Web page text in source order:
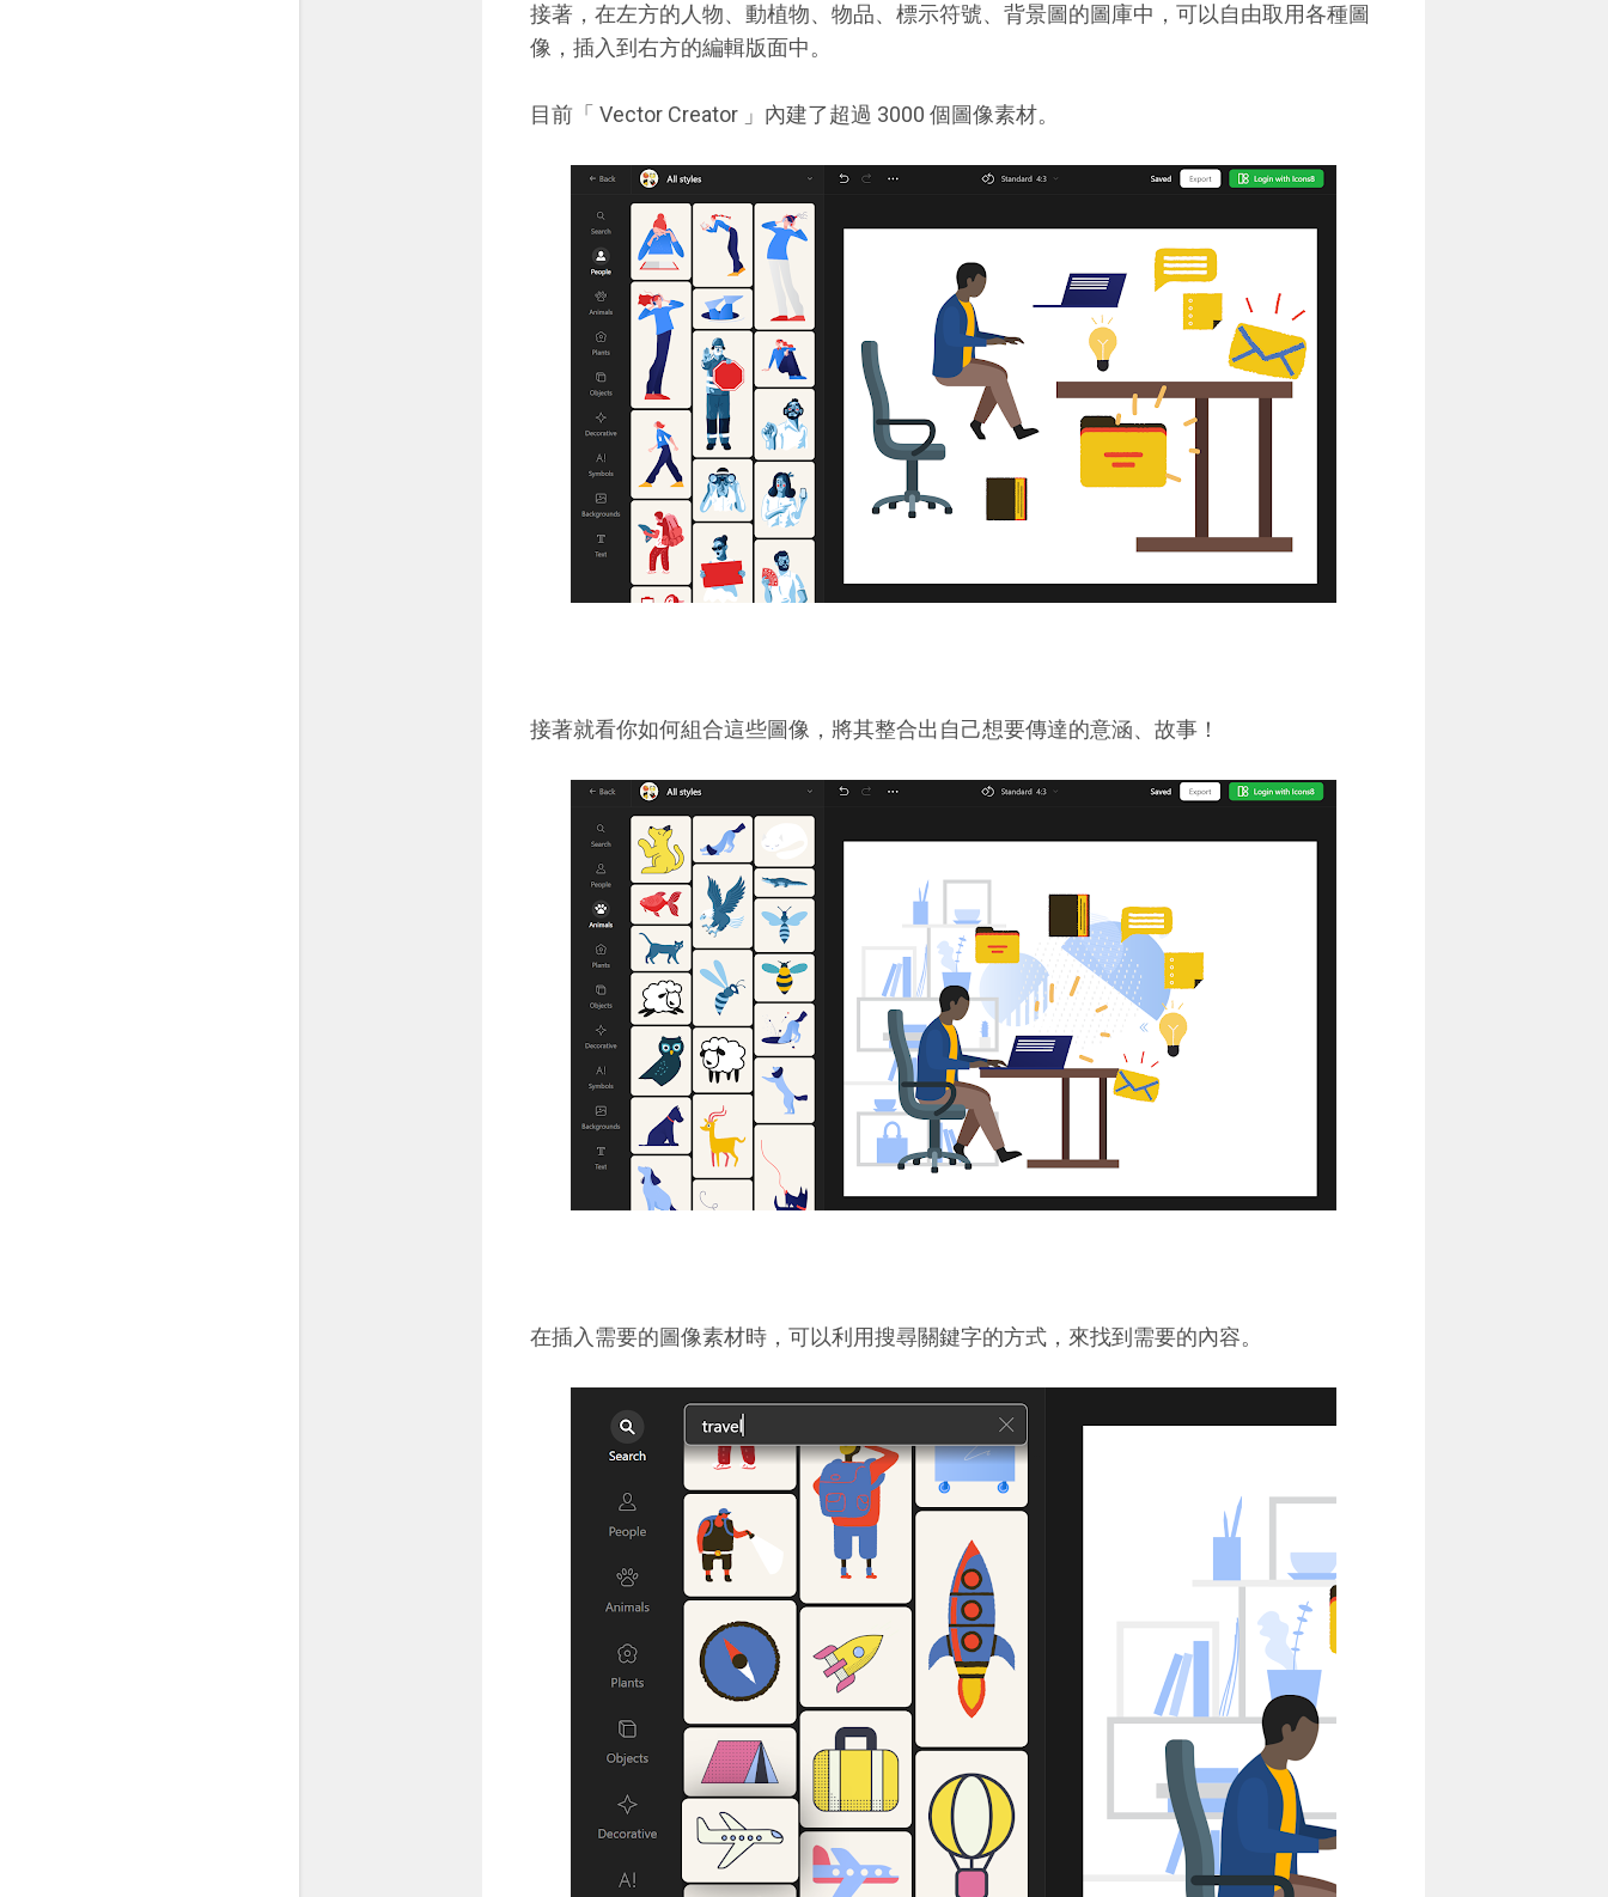
接著，在左方的人物、動植物、物品、標示符號、背景圖的圖庫中，可以自由取用各種圖
像，插入到右方的編輯版面中。
目前「 Vector Creator 」內建了超過 3000 個圖像素材。
接著就看你如何組合這些圖像，將其整合出自己想要傳達的意涵、故事！
在插入需要的圖像素材時，可以利用搜尋關鍵字的方式，來找到需要的內容。